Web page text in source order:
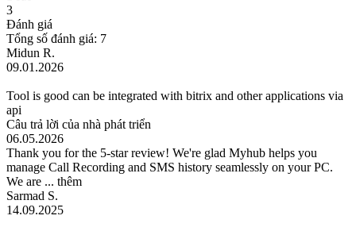
3
Đánh giá
Tổng số đánh giá: 7
Midun R.
09.01.2026
Tool is good can be integrated with bitrix and other applications via
api
Câu trả lời của nhà phát triển
06.05.2026
Thank you for the 5-star review! We're glad Myhub helps you
manage Call Recording and SMS history seamlessly on your PC.
We are ... thêm
Sarmad S.
14.09.2025